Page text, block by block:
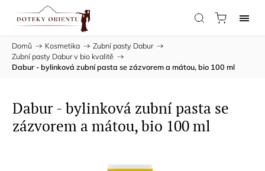
Domů / Kosmetika / Zubní pasty Dabur /
Zubní pasty Dabur v bio kvalitě /
Dabur - bylinková zubní pasta se zázvorem a mátou, bio 100 ml
Dabur - bylinková zubní pasta se
zázvorem a mátou, bio 100 ml